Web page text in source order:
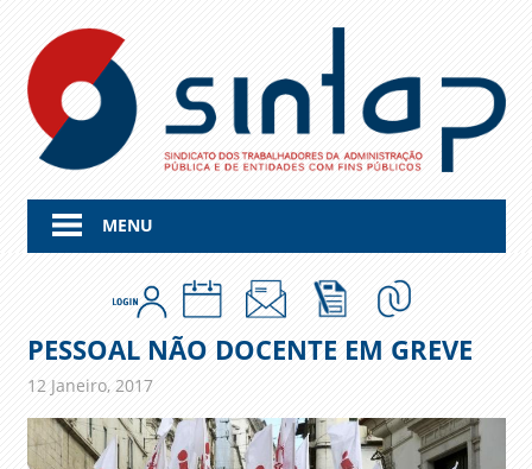
content
MENU
PESSOAL NÃO DOCENTE EM GREVE
12 Janeiro, 2017admin
Comunicados